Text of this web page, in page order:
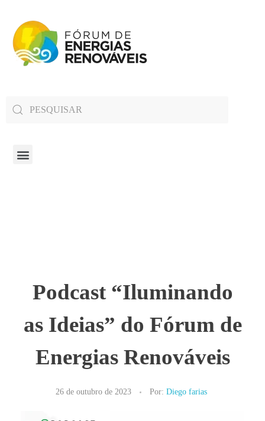
Podcast “Iluminando
as Ideias” do Fórum de
Energias Renováveis
26 de outubro de 2023 Por: Diego farias